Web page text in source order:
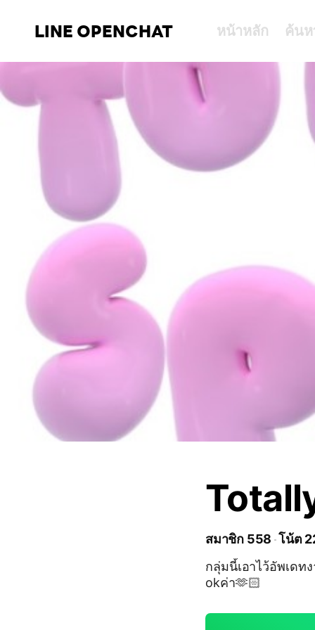
LINE OPENCHAT หน้าหลัก ค้นห
สมาชิก 558 โน้ต
กลุ่มนี้เอาไว้อัพเดท
okค่า🫶🏻